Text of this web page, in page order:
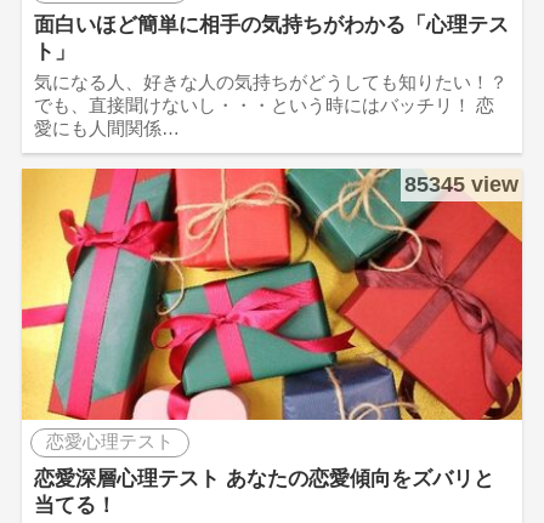
面白いほど簡単に相手の気持ちがわかる「心理テス
ト」
気になる人、好きな人の気持ちがどうしても知りたい！？
でも、直接聞けないし・・・という時にはバッチリ！ 恋
愛にも人間関係…
85345 view
恋愛心理テスト
恋愛深層心理テスト あなたの恋愛傾向をズバリと
当てる！